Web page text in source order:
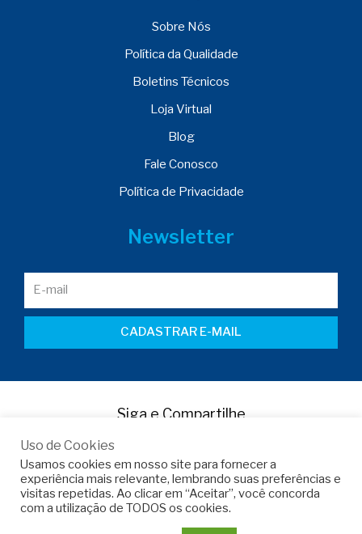
Sobre Nós
Política da Qualidade
Boletins Técnicos
Loja Virtual
Blog
Fale Conosco
Política de Privacidade
Newsletter
CADASTRAR E-MAIL
Siga e Compartilhe
Copyright © 2022 -Armo do Brasil
Uso de Cookies
Usamos cookies em nosso site para fornecer a
experiência mais relevante, lembrando suas preferências e
visitas repetidas. Ao clicar em “Aceitar”, você concorda
com a utilização de TODOS os cookies.